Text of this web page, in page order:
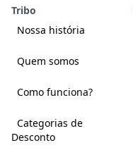
Tribo
Nossa história
Quem somos
Como funciona?
Categorias de
Desconto